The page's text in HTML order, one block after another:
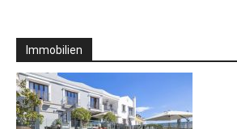
Immobilien